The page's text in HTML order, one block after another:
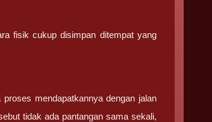
fisik cukup disimpan ditempat yang
mendapatkannya dengan jalan
tidak ada pantangan sama sekali,